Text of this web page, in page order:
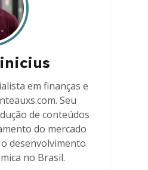
em finanças e
Seu
de conteúdos
do mercado
desenvolvimento
no Brasil.